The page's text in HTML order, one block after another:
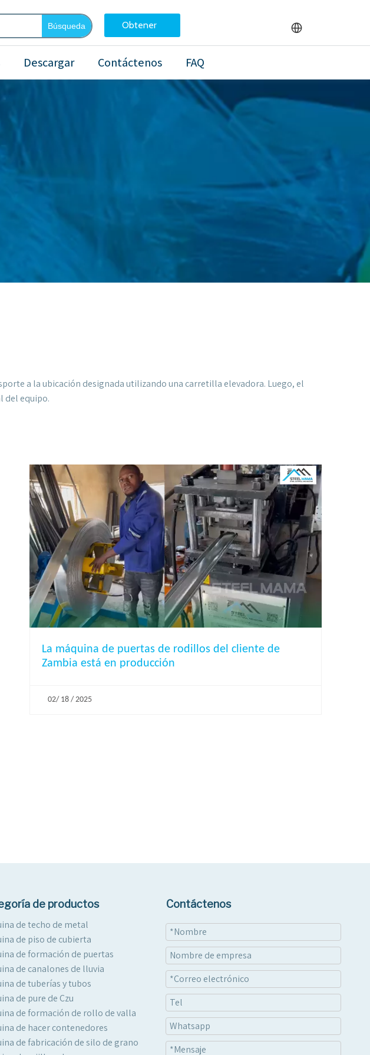
Búsqueda Obtener
una
Descargar Contáctenos FAQ
a la ubicación designada utilizando una carretilla elevadora. Luego, el
del equipo.
La máquina de puertas de rodillos del cliente de
Zambia está en producción
02/ 18 / 2025
de productos
de techo de metal
de piso de cubierta
de formación de puertas
de canalones de lluvia
de tuberías y tubos
de pure de Czu
de formación de rollo de valla
de hacer contenedores
de fabricación de silo de grano
Contáctenos